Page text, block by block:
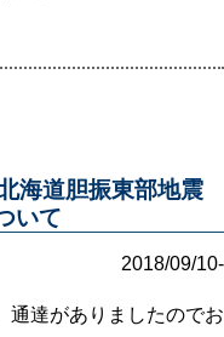
海道胆振東部地震
いて
2018/09/10-
通達がありましたのでお